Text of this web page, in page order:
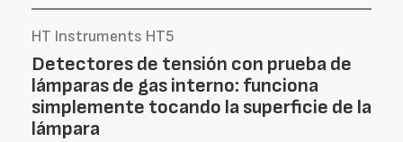
HT Instruments HT5
Detectores de tensión con prueba de
lámparas de gas interno: funciona
simplemente tocando la superficie de la
lámpara